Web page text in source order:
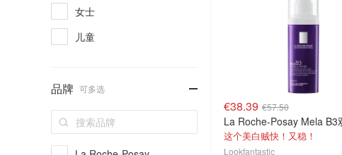
女士
儿童
品牌 可多选
€38.39 €57.50
这个美白贼快！又稳！
Lookfantastic